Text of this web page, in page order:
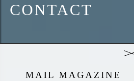
CONTACT
MAIL MAGAZINE